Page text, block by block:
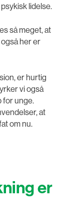
lidelse.
så meget, at
her er
er hurtig
vi også
for unge.
at
om nu.
er